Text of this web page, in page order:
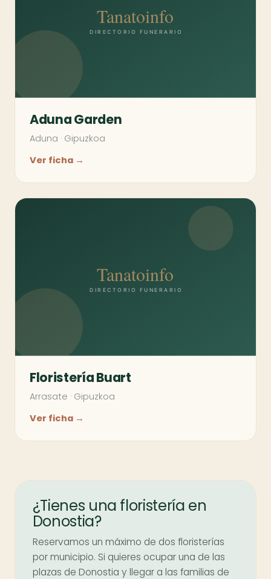
Aduna Garden
Aduna · Gipuzkoa
Ver ficha →
Floristería Buart
Arrasate · Gipuzkoa
Ver ficha →
¿Tienes una floristería en
Donostia?
Reservamos un máximo de dos floristerías
por municipio. Si quieres ocupar una de las
plazas de Donostia y llegar a las familias de